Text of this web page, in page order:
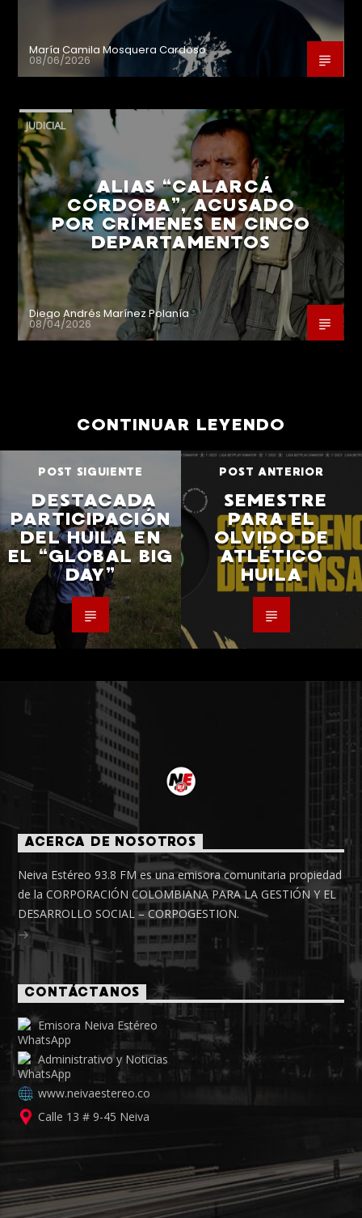
María Camila Mosquera Cardoso
08/06/2026
JUDICIAL
ALIAS “CALARCÁ
CÓRDOBA”, ACUSADO
POR CRÍMENES EN CINCO
DEPARTAMENTOS
Diego Andrés Marínez Polanía
08/04/2026
CONTINUAR LEYENDO
POST SIGUIENTE
DESTACADA
PARTICIPACIÓN
DEL HUILA EN
EL “GLOBAL BIG
DAY”
POST ANTERIOR
SEMESTRE
PARA EL
OLVIDO DE
ATLÉTICO
HUILA
ACERCA DE NOSOTROS
Neiva Estéreo 93.8 FM es una emisora comunitaria propiedad
de la CORPORACIÓN COLOMBIANA PARA LA GESTIÓN Y EL
DESARROLLO SOCIAL – CORPOGESTION.
CONTÁCTANOS
Emisora Neiva Estéreo
Administrativo y Noticias
www.neivaestereo.co
Calle 13 # 9-45 Neiva